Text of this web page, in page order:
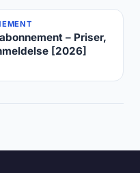
– Priser,
[2026]